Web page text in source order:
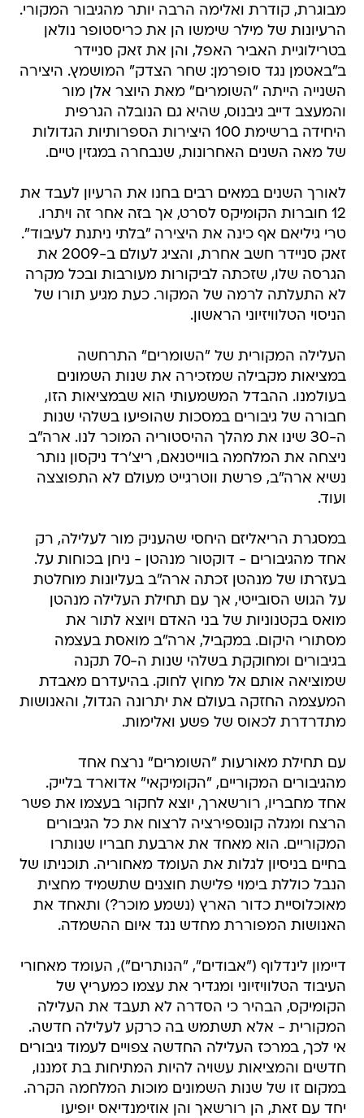
מבוגרת, קודרת ואלימה הרבה יותר מהגיבור המקורי.
הרעיונות של מילר שימשו הן את כריסטופר נולאן
בטרילוגיית האביר האפל, והן את זאק סניידר
ב"באטמן נגד סופרמן: שחר הצדק" המושמץ. היצירה
השנייה הייתה "השומרים" מאת היוצר אלן מור
והמעצב דייב גיבנוס, שהיא גם הנובלה הגרפית
היחידה ברשימת 100 היצירות הספרותיות הגדולות
של מאה השנים האחרונות, שנבחרה במגזין טיים.
לאורך השנים במאים רבים בחנו את הרעיון לעבד את
12 חוברות הקומיקס לסרט, אך בזה אחר זה ויתרו.
טרי גיליאם אף כינה את היצירה "בלתי ניתנת לעיבוד".
זאק סניידר חשב אחרת, והציג לעולם ב-2009 את
הגרסה שלו, שזכתה לביקורות מעורבות ובכל מקרה
לא התעלתה לרמה של המקור. כעת מגיע תורו של
הניסוי הטלוויזיוני הראשון.
העלילה המקורית של "השומרים" התרחשה
במציאות מקבילה שמזכירה את שנות השמונים
בעולמנו. ההבדל המשמעותי הוא שבמציאות הזו,
חבורה של גיבורים במסכות שהופיעו בשלהי שנות
ה-30 שינו את מהלך ההיסטוריה המוכר לנו. ארה"ב
ניצחה את המלחמה בווייטנאם, ריצ'רד ניקסון נותר
נשיא ארה"ב, פרשת ווטרגייט מעולם לא התפוצצה
ועוד.
במסגרת הריאליזם היחסי שהעניק מור לעלילה, רק
אחד מהגיבורים - דוקטור מנהטן - ניחן בכוחות על.
בעזרתו של מנהטן זכתה ארה"ב בעליונות מוחלטת
על הגוש הסובייטי, אך עם תחילת העלילה מנהטן
מואס בקטנוניות של בני האדם ויוצא לתור את
מסתורי היקום. במקביל, ארה"ב מואסת בעצמה
בגיבורים ומחוקקת בשלהי שנות ה-70 תקנה
שמוציאה אותם אל מחוץ לחוק. בהיעדרם מאבדת
המעצמה החזקה בעולם את יתרונה הגדול, והאנושות
מתדרדרת לכאוס של פשע ואלימות.
עם תחילת מאורעות "השומרים" נרצח אחד
מהגיבורים המקוריים, "הקומיקאי" אדוארד בלייק.
אחד מחבריו, רורשארך, יוצא לחקור בעצמו את פשר
הרצח ומגלה קונספירציה לרצוח את כל הגיבורים
המקוריים. הוא מאחד את ארבעת חבריו שנותרו
בחיים בניסיון לגלות את העומד מאחוריה. תוכניתו של
הנבל כוללת בימוי פלישת חוצנים שתשמיד מחצית
מאוכלוסיית כדור הארץ (נשמע מוכר?) ותאחד את
האנושות המפוררת מחדש נגד איום ההשמדה.
דיימון לינדלוף ("אבודים", "הנותרים"), העומד מאחורי
העיבוד הטלוויזיוני ומגדיר את עצמו כמעריץ של
הקומיקס, הבהיר כי הסדרה לא תעבד את העלילה
המקורית - אלא תשתמש בה כרקע לעלילה חדשה.
אי לכך, במרכז העלילה החדשה צפויים לעמוד גיבורים
חדשים והמציאות עשויה להיות המתיחות בת זמננו,
במקום זו של שנות השמונים מוכות המלחמה הקרה.
יחד עם זאת, הן רורשאך והן אוזימנדיאס יופיעו